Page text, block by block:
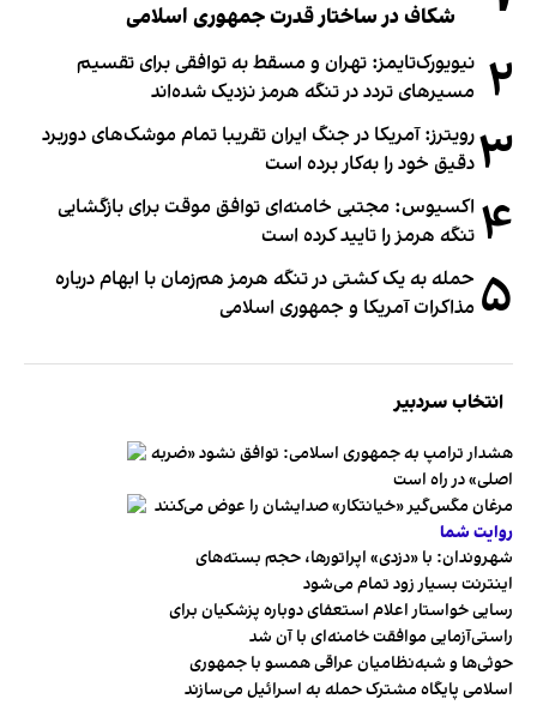
شکاف در ساختار قدرت جمهوری اسلامی
۲ نیویورک‌تایمز: تهران و مسقط به توافقی برای تقسیم
مسیرهای تردد در تنگه هرمز نزدیک شده‌اند
۳رویترز: آمریکا در جنگ ایران تقریبا تمام موشک‌های دوربرد
دقیق خود را به‌کار برده است
۴ اکسیوس: مجتبی خامنه‌ای توافق موقت برای بازگشایی
تنگه هرمز را تایید کرده است
۵ حمله به یک کشتی در تنگه هرمز هم‌زمان با ابهام درباره
مذاکرات آمریکا و جمهوری اسلامی
انتخاب سردبیر
هشدار ترامپ به جمهوری اسلامی: توافق نشود «ضربه
اصلی» در راه است
مرغان مگس‌گیر «خیانتکار» صدایشان را عوض می‌کنند
روایت شما
شهروندان:‌ با «دزدی» اپراتورها، حجم بسته‌های
اینترنت بسیار زود تمام می‌شود
رسایی خواستار اعلام استعفای دوباره پزشکیان برای
راستی‌آزمایی موافقت خامنه‌ای با آن شد
حوثی‌ها و شبه‌نظامیان عراقی همسو با جمهوری
اسلامی پایگاه مشترک حمله به اسرائیل می‌سازند